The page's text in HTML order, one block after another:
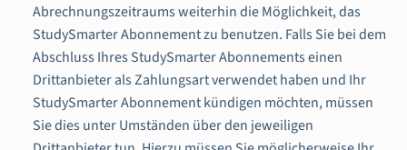
Abrechnungszeitraums weiterhin die Möglichkeit, das
StudySmarter Abonnement zu benutzen. Falls Sie bei dem
Abschluss Ihres StudySmarter Abonnements einen
Drittanbieter als Zahlungsart verwendet haben und Ihr
StudySmarter Abonnement kündigen möchten, müssen
Sie dies unter Umständen über den jeweiligen